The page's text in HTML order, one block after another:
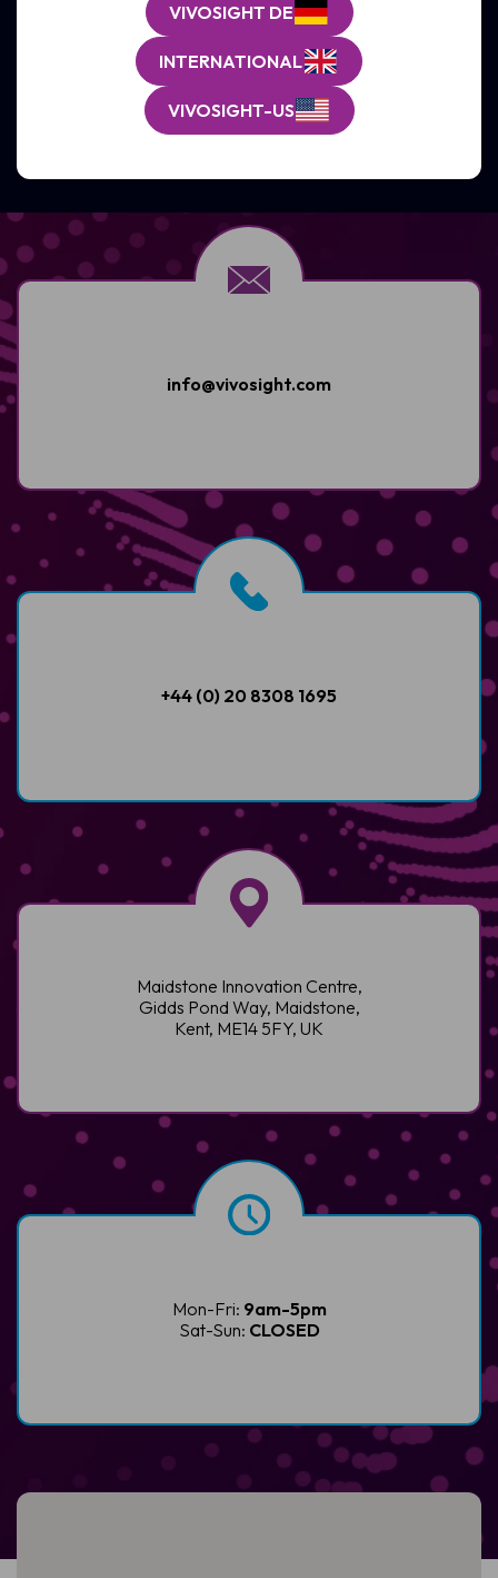
VIVOSIGHT DE
INTERNATIONAL
VIVOSIGHT-US
Software-Updates und Lizenzen
Service und Wartung
SUPPORT ERHALTEN
info@vivosight.com
+44 (0) 20 8308 1695
Maidstone Innovation Centre,
Gidds Pond Way, Maidstone,
Kent, ME14 5FY, UK
Mon-Fri: 9am-5pm
Sat-Sun: CLOSED